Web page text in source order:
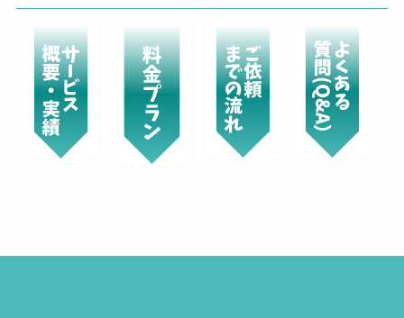
ックコーティングのスペシャルセット。お値段
は、多少張りますが傷みや劣化を防ぎ長く履け
ると思えば惜しくないお金かと。綺麗に仕上げ
ていただき、履くのが楽しみ。接客対応◯作業
も丁寧◯製品をコーティングした場合の効果
や、説明もしっかりしており、実際にコーティ
ングをお願いしたバック、時計、ゴルフクラ
ブ、iPhoneはしっかりと効果が出ているかと思